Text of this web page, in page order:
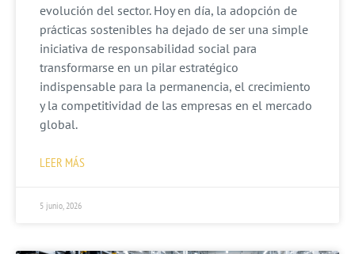
evolución del sector. Hoy en día, la adopción de
prácticas sostenibles ha dejado de ser una simple
iniciativa de responsabilidad social para
transformarse en un pilar estratégico
indispensable para la permanencia, el crecimiento
y la competitividad de las empresas en el mercado
global.
LEER MÁS
5 junio, 2026